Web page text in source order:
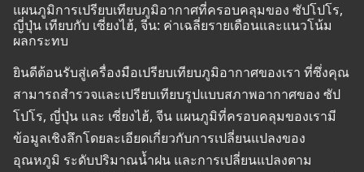
แผนภูมิการเปรียบเทียบภูมิอากาศที่ครอบคลุมของ ซัปโปโร,
ญี่ปุ่น เทียบกับ เซี่ยงไฮ้, จีน: ค่าเฉลี่ยรายเดือนและแนวโน้ม
ผลกระทบ
ยินดีต้อนรับสู่เครื่องมือเปรียบเทียบภูมิอากาศของเรา ที่ซึ่งคุณ
สามารถสำรวจและเปรียบเทียบรูปแบบสภาพอากาศของ ซัป
โปโร, ญี่ปุ่น และ เซี่ยงไฮ้, จีน แผนภูมิที่ครอบคลุมของเรามี
ข้อมูลเชิงลึกโดยละเอียดเกี่ยวกับการเปลี่ยนแปลงของ
อุณหภูมิ ระดับปริมาณน้ำฝน และการเปลี่ยนแปลงตาม